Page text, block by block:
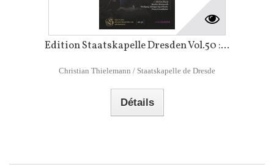
Edition Staatskapelle Dresden Vol.50 :...
Christian Thielemann / Staatskapelle de Dresde
Détails